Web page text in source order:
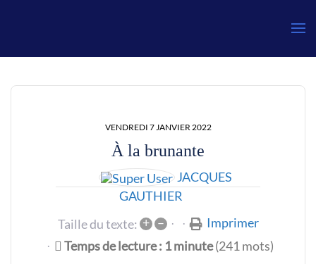
VENDREDI 7 JANVIER 2022
À la brunante
JACQUES
GAUTHIER
Taille du texte: + –
Imprimer
Temps de lecture : 1 minute (241 mots)